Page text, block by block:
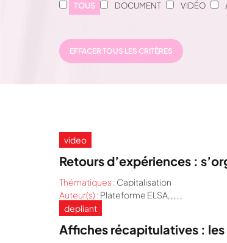
TOUS DOCUMENT VIDÉO
EFFACER TOUS LES CRITÈRES
video
Retours d’expériences :
Thématiques : Capitalisation
Auteur(s) : Plateforme ELSA, , , , ,
depliant
Affiches récapitulatives :